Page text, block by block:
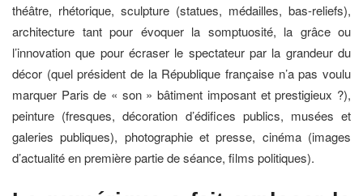
théâtre, rhétorique, sculpture (statues, médailles, bas-reliefs),
architecture tant pour évoquer la somptuosité, la grâce ou
l’innovation que pour écraser le spectateur par la grandeur du
décor (quel président de la République française n’a pas voulu
marquer Paris de « son » bâtiment imposant et prestigieux ?),
peinture (fresques, décoration d’édifices publics, musées et
galeries publiques), photographie et presse, cinéma (images
d’actualité en première partie de séance, films politiques).